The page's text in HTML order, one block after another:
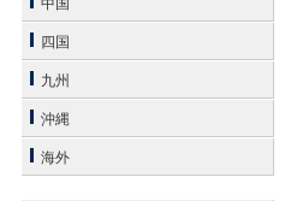
四国
九州
沖縄
海外